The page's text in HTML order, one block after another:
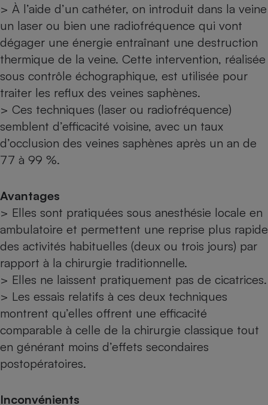
> À l’aide d’un cathéter, on introduit dans la veine
un laser ou bien une radiofréquence qui vont
dégager une énergie entraînant une destruction
thermique de la veine. Cette intervention, réalisée
sous contrôle échographique, est utilisée pour
traiter les reflux des veines saphènes.
> Ces techniques (laser ou radiofréquence)
semblent d’efficacité voisine, avec un taux
d’occlusion des veines saphènes après un an de
77 à 99 %.
Avantages
> Elles sont pratiquées sous anesthésie locale en
ambulatoire et permettent une reprise plus rapide
des activités habituelles (deux ou trois jours) par
rapport à la chirurgie traditionnelle.
> Elles ne laissent pratiquement pas de cicatrices.
> Les essais relatifs à ces deux techniques
montrent qu’elles offrent une efficacité
comparable à celle de la chirurgie classique tout
en générant moins d’effets secondaires
postopératoires.
Inconvénients